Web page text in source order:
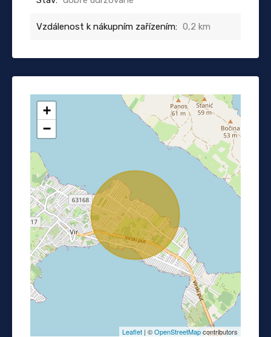
Vzdálenost k nákupním zařízením: 0,2 km
+
−
Leaflet | ©OpenStreetMapcontributors